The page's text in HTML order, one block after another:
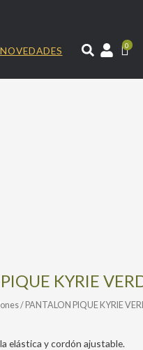
NOVEDADES
0
KYRIE
/ PANTALON PIQUE KYRIE
elástica y cordón ajustable.